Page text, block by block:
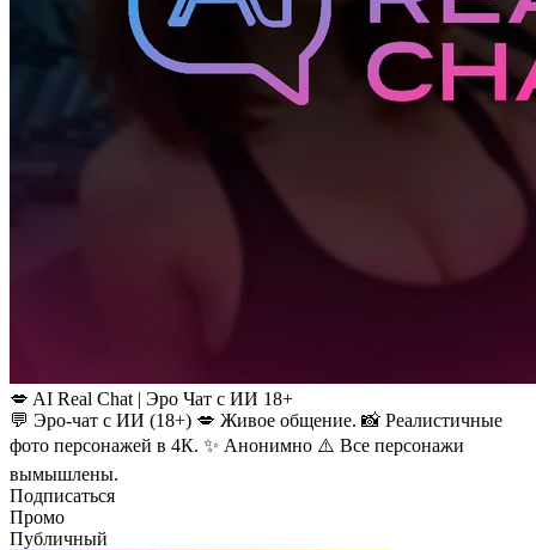
💋 AI Real Chat | Эро Чат с ИИ 18+
💬 Эро-чат с ИИ (18+) 💋 Живое общение. 📸 Реалистичные
фото персонажей в 4К. ✨ Анонимно ⚠️ Все персонажи
вымышлены.
Подписаться
Промо
Публичный